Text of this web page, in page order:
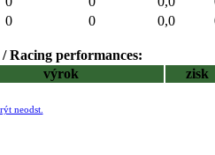
0 0 0,0
Racing performances:
výrok zisk
neodst.